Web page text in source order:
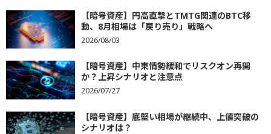
【暗号資産】円高直撃とTMTG関連のBTC移
動、8月相場は「戻り売り」戦略へ
2026/08/03
【暗号資産】中東情勢緩和でリスクオン再開
か？上昇シナリオと注意点
2026/07/27
【暗号資産】底堅い相場が継続中、上値突破の
シナリオは？